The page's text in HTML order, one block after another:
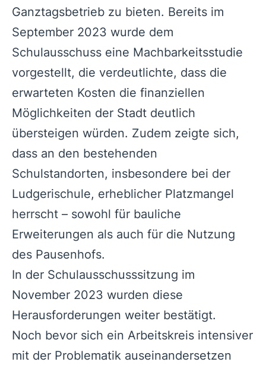
Ganztagsbetrieb zu bieten. Bereits im
September 2023 wurde dem
Schulausschuss eine Machbarkeitsstudie
vorgestellt, die verdeutlichte, dass die
erwarteten Kosten die finanziellen
Möglichkeiten der Stadt deutlich
übersteigen würden. Zudem zeigte sich,
dass an den bestehenden
Schulstandorten, insbesondere bei der
Ludgerischule, erheblicher Platzmangel
herrscht – sowohl für bauliche
Erweiterungen als auch für die Nutzung
des Pausenhofs.
In der Schulausschusssitzung im
November 2023 wurden diese
Herausforderungen weiter bestätigt.
Noch bevor sich ein Arbeitskreis intensiver
mit der Problematik auseinandersetzen